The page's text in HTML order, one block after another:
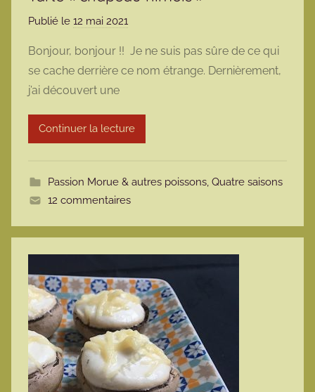
Publié le 12 mai 2021
r
m
r
m
t
e
Bonjour, bonjour !! Je ne suis pas sûre de ce qui
se cache derrière ce nom étrange. Dernièrement,
j’ai découvert une
Continuer la lecture
Passion Morue & autres poissons, Quatre saisons
12 commentaires